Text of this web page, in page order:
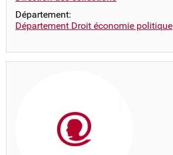
Département:
Département Droit économie politique